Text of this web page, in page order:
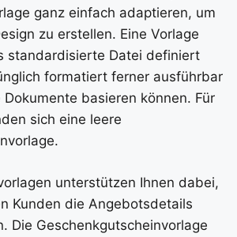
ganz einfach adaptieren, um
zu erstellen. Eine Vorlage
standardisierte Datei definiert
formatiert ferner ausführbar
basieren können. Für
sich eine leere
unterstützen Ihnen dabei,
Kunden die Angebotsdetails
Die Geschenkgutscheinvorlage